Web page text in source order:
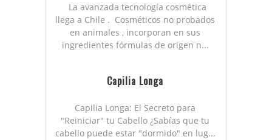
La avanzada tecnología cosmética
llega a Chile . Cosméticos no probados
en animales , incorporan en sus
ingredientes fórmulas de origen n...
Capilia Longa
Capilia Longa: El Secreto para
"Reiniciar" tu Cabello ¿Sabías que tu
cabello puede estar "dormido" en lug...